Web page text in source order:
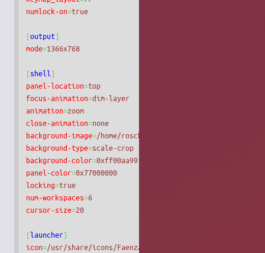
numlock-on=true
[output]
mode=1366x768
[shell ]
panel-location=top
focus-animation=dim-layer
animation=zoom
close-animation=none
background-image=/home/roschan/Images/Wallpapers/
background-type=scale-crop
background-color=0xff00aa99
panel-color=0x77000000
locking=true
num-workspaces=6
cursor-size=20
[launcher]
icon=/usr/share/icons/Faenza/places/24/distributor-logo-